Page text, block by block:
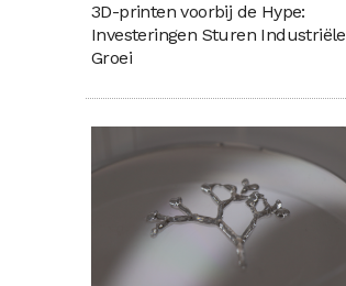
3D-printen voorbij de Hype:
Investeringen Sturen Industriële
Groei